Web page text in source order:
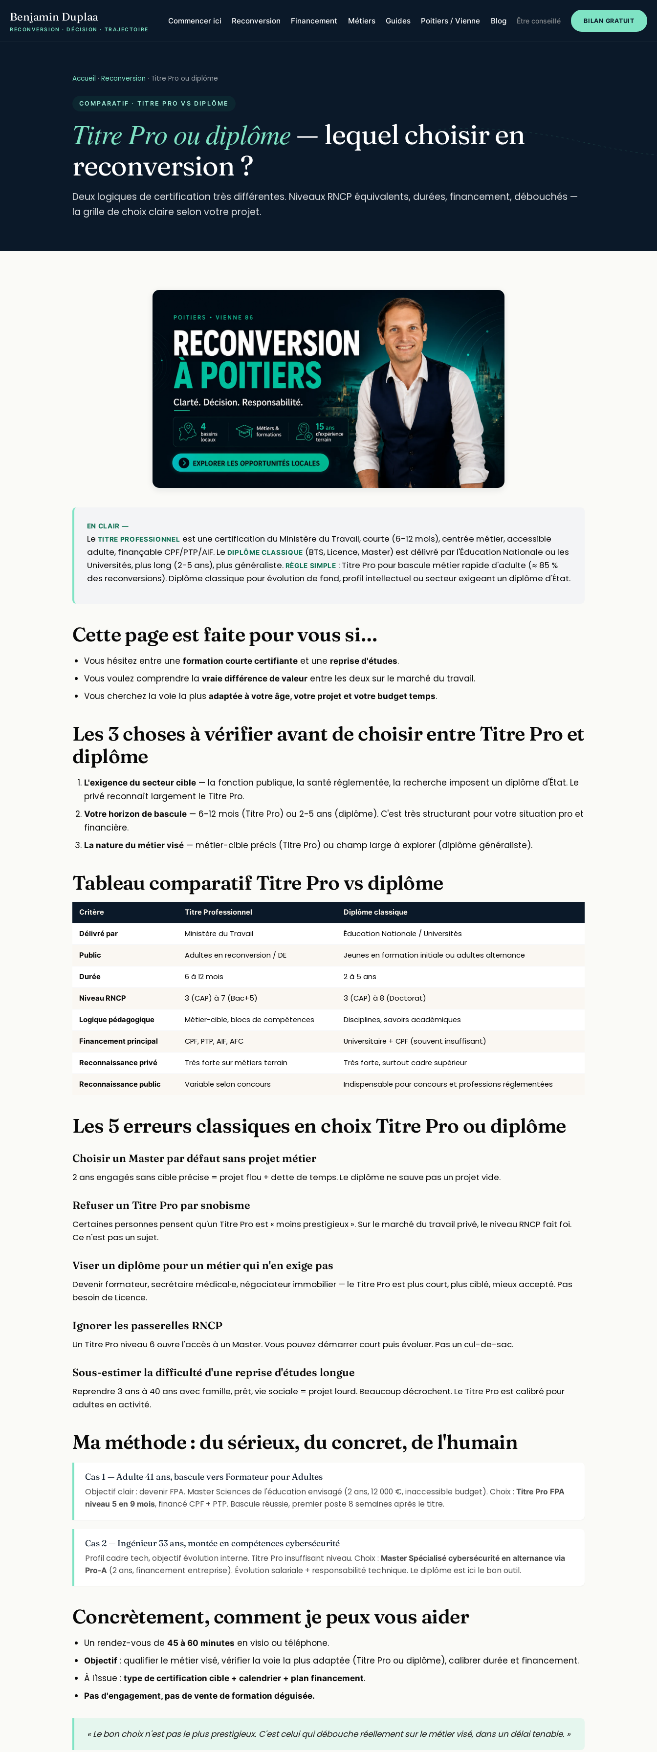
Benjamin Duplaa
RECONVERSION · DÉCISION · TRAJECTOIRE
Commencer ici Reconversion Financement Métiers Guides Poitiers / Vienne Blog Être conseillé BILAN GRATUIT
Accueil · Reconversion · Titre Pro ou diplôme
COMPARATIF · TITRE PRO VS DIPLÔME
Titre Pro ou diplôme — lequel choisir en
reconversion ?
Deux logiques de certification très différentes. Niveaux RNCP équivalents, durées, financement, débouchés —
la grille de choix claire selon votre projet.
EN CLAIR —
Le TITRE PROFESSIONNEL est une certification du Ministère du Travail, courte (6-12 mois), centrée métier, accessible
adulte, finançable CPF/PTP/AIF. Le DIPLÔME CLASSIQUE (BTS, Licence, Master) est délivré par l'Éducation Nationale ou les
Universités, plus long (2-5 ans), plus généraliste. RÈGLE SIMPLE : Titre Pro pour bascule métier rapide d'adulte (≈ 85 %
des reconversions). Diplôme classique pour évolution de fond, profil intellectuel ou secteur exigeant un diplôme d'État.
Cette page est faite pour vous si…
Vous hésitez entre une formation courte certifiante et une reprise d'études.
Vous voulez comprendre la vraie différence de valeur entre les deux sur le marché du travail.
Vous cherchez la voie la plus adaptée à votre âge, votre projet et votre budget temps.
Les 3 choses à vérifier avant de choisir entre Titre Pro et
diplôme
L'exigence du secteur cible — la fonction publique, la santé réglementée, la recherche imposent un diplôme d'État. Le
privé reconnaît largement le Titre Pro.
Votre horizon de bascule — 6-12 mois (Titre Pro) ou 2-5 ans (diplôme). C'est très structurant pour votre situation pro et
financière.
La nature du métier visé — métier-cible précis (Titre Pro) ou champ large à explorer (diplôme généraliste).
Tableau comparatif Titre Pro vs diplôme
Comparaison des caractéristiques entre Titre Professionnel et diplôme classique pour la reconversion adulte.
Critère Titre Professionnel Diplôme classique
Délivré par Ministère du Travail Éducation Nationale / Universités
Public Adultes en reconversion / DE Jeunes en formation initiale ou adultes alternance
Durée 6 à 12 mois 2 à 5 ans
Niveau RNCP 3 (CAP) à 7 (Bac+5) 3 (CAP) à 8 (Doctorat)
Logique pédagogique Métier-cible, blocs de compétences Disciplines, savoirs académiques
Financement principal CPF, PTP, AIF, AFC Universitaire + CPF (souvent insuffisant)
Reconnaissance privé Très forte sur métiers terrain Très forte, surtout cadre supérieur
Reconnaissance public Variable selon concours Indispensable pour concours et professions réglementées
Les 5 erreurs classiques en choix Titre Pro ou diplôme
Choisir un Master par défaut sans projet métier
2 ans engagés sans cible précise = projet flou + dette de temps. Le diplôme ne sauve pas un projet vide.
Refuser un Titre Pro par snobisme
Certaines personnes pensent qu'un Titre Pro est « moins prestigieux ». Sur le marché du travail privé, le niveau RNCP fait foi.
Ce n'est pas un sujet.
Viser un diplôme pour un métier qui n'en exige pas
Devenir formateur, secrétaire médical·e, négociateur immobilier — le Titre Pro est plus court, plus ciblé, mieux accepté. Pas
besoin de Licence.
Ignorer les passerelles RNCP
Un Titre Pro niveau 6 ouvre l'accès à un Master. Vous pouvez démarrer court puis évoluer. Pas un cul-de-sac.
Sous-estimer la difficulté d'une reprise d'études longue
Reprendre 3 ans à 40 ans avec famille, prêt, vie sociale = projet lourd. Beaucoup décrochent. Le Titre Pro est calibré pour
adultes en activité.
Ma méthode : du sérieux, du concret, de l'humain
Cas 1 — Adulte 41 ans, bascule vers Formateur pour Adultes
Objectif clair : devenir FPA. Master Sciences de l'éducation envisagé (2 ans, 12 000 €, inaccessible budget). Choix :Titre Pro FPA
niveau 5 en 9 mois, financé CPF + PTP. Bascule réussie, premier poste 8 semaines après le titre.
Cas 2 — Ingénieur 33 ans, montée en compétences cybersécurité
Profil cadre tech, objectif évolution interne. Titre Pro insuffisant niveau. Choix : Master Spécialisé cybersécurité en alternance via
Pro-A (2 ans, financement entreprise). Évolution salariale + responsabilité technique. Le diplôme est ici le bon outil.
Concrètement, comment je peux vous aider
Un rendez-vous de 45 à 60 minutes en visio ou téléphone.
Objectif : qualifier le métier visé, vérifier la voie la plus adaptée (Titre Pro ou diplôme), calibrer durée et financement.
À l'issue : type de certification cible + calendrier + plan financement.
Pas d'engagement, pas de vente de formation déguisée.
« Le bon choix n'est pas le plus prestigieux. C'est celui qui débouche réellement sur le métier visé, dans un délai tenable. »